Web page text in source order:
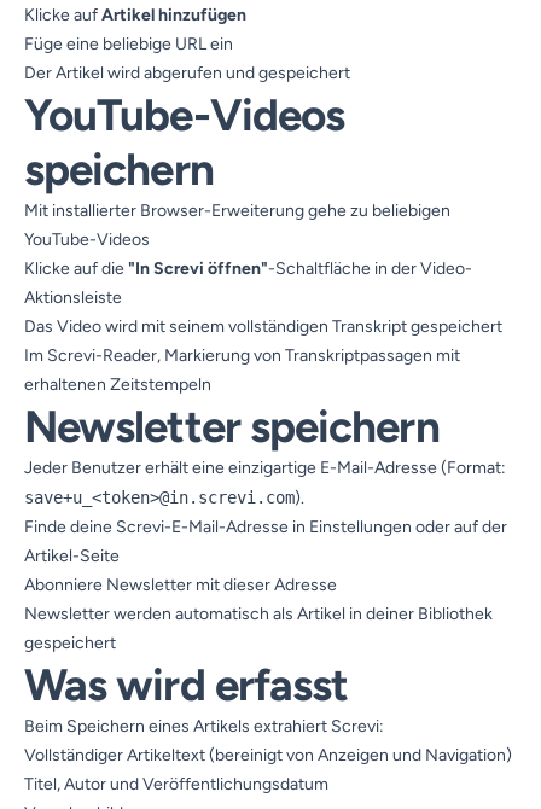
Klicke aufArtikel hinzufügen
Füge eine beliebige URL ein
Der Artikel wird abgerufen und gespeichert
YouTube-Videos
speichern
Mit installierter Browser-Erweiterung gehe zu beliebigen
YouTube-Videos
Klicke auf die"In Screvi öffnen"-Schaltfläche in der Video-
Aktionsleiste
Das Video wird mit seinem vollständigen Transkript gespeichert
Im Screvi-Reader, Markierung von Transkriptpassagen mit
erhaltenen Zeitstempeln
Newsletter speichern
Jeder Benutzer erhält eine einzigartige E-Mail-Adresse (Format:
save+u_<token>@in.screvi.com).
Finde deine Screvi-E-Mail-Adresse in Einstellungen oder auf der
Artikel-Seite
Abonniere Newsletter mit dieser Adresse
Newsletter werden automatisch als Artikel in deiner Bibliothek
gespeichert
Was wird erfasst
Beim Speichern eines Artikels extrahiert Screvi:
Vollständiger Artikeltext (bereinigt von Anzeigen und Navigation)
Titel, Autor und Veröffentlichungsdatum